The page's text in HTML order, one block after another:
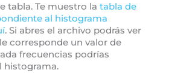
tabla. Te muestro la tabla de
al histograma
. Si abres el archivo podrás ver
corresponde un valor de
frecuencias podrías
histograma.